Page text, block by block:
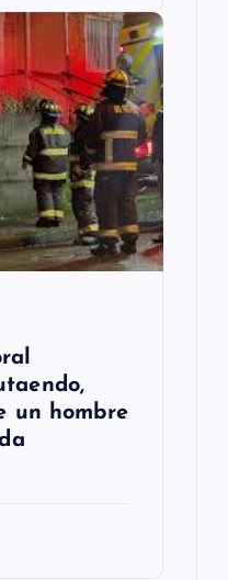
un hombre